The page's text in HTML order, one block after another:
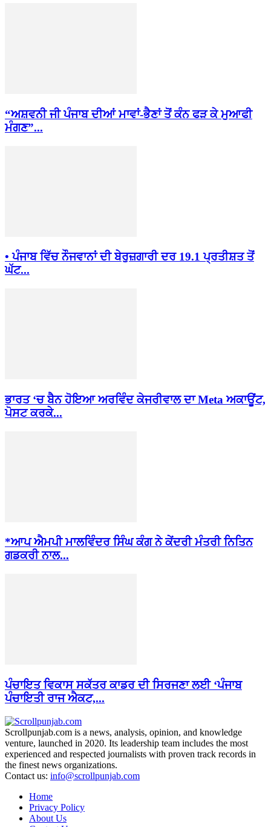
“ਅਸ਼ਵਨੀ ਜੀ ਪੰਜਾਬ ਦੀਆਂ ਮਾਵਾਂ-ਭੈਣਾਂ ਤੋਂ ਕੰਨ ਫੜ ਕੇ ਮੁਆਫੀ
ਮੰਗਣ”...
• ਪੰਜਾਬ ਵਿੱਚ ਨੌਜਵਾਨਾਂ ਦੀ ਬੇਰੁਜ਼ਗਾਰੀ ਦਰ 19.1 ਪ੍ਰਤੀਸ਼ਤ ਤੋਂ
ਘੱਟ...
ਭਾਰਤ ‘ਚ ਬੈਨ ਹੋਇਆ ਅਰਵਿੰਦ ਕੇਜਰੀਵਾਲ ਦਾ Meta ਅਕਾਊਂਟ,
ਪੋਸਟ ਕਰਕੇ...
*ਆਪ ਐਮਪੀ ਮਾਲਵਿੰਦਰ ਸਿੰਘ ਕੰਗ ਨੇ ਕੇਂਦਰੀ ਮੰਤਰੀ ਨਿਤਿਨ
ਗਡਕਰੀ ਨਾਲ...
ਪੰਚਾਇਤ ਵਿਕਾਸ ਸਕੱਤਰ ਕਾਡਰ ਦੀ ਸਿਰਜਣਾ ਲਈ ‘ਪੰਜਾਬ
ਪੰਚਾਇਤੀ ਰਾਜ ਐਕਟ,...
Scrollpunjab.com is a news, analysis, opinion, and knowledge
venture, launched in 2020. Its leadership team includes the most
experienced and respected journalists with proven track records in
the finest news organizations.
Contact us: info@scrollpunjab.com
Home
Privacy Policy
About Us